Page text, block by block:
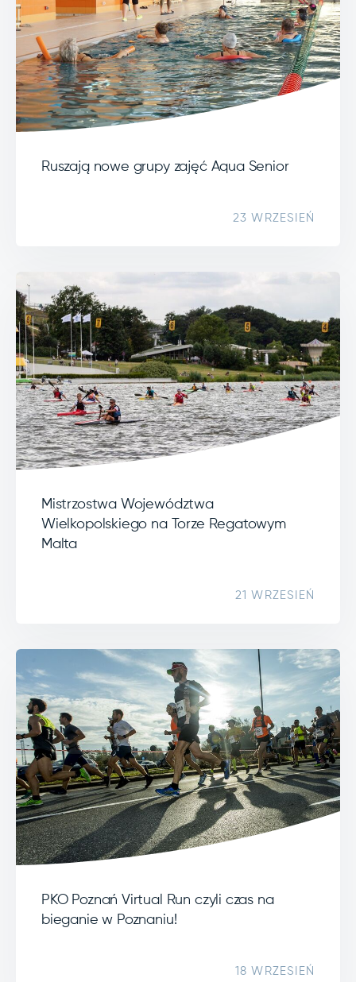
Ruszają nowe grupy zajęć Aqua Senior
23 WRZESIEŃ
Mistrzostwa Województwa
Wielkopolskiego na Torze Regatowym
Malta
21 WRZESIEŃ
PKO Poznań Virtual Run czyli czas na
bieganie w Poznaniu!
18 WRZESIEŃ